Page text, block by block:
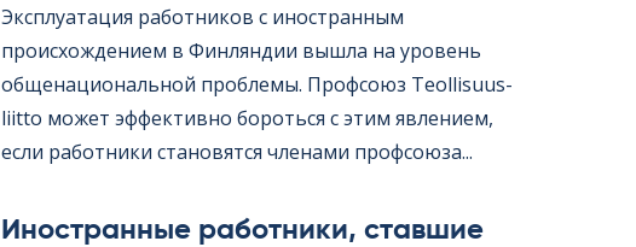
Эксплуатация работников с иностранным
происхождением в Финляндии вышла на уровень
общенациональной проблемы. Профсоюз Teol­li­suus­
liitto может эффективно бороться с этим явлением,
если работники становятся членами профсоюза...
Иностранные работники, ставшие